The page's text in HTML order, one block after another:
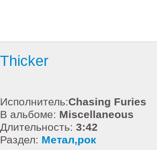
Thicker
Исполнитель:Chasing Furies
В альбоме: Miscellaneous
Длительность: 3:42
Раздел: Метал,рок